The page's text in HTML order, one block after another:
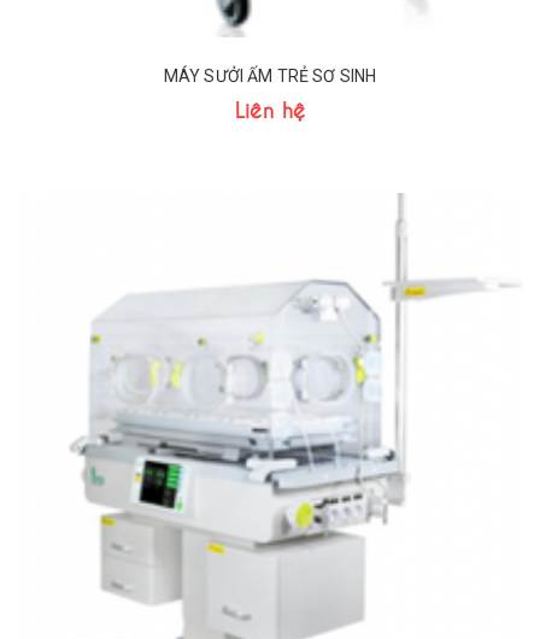
MÁY SƯỞI ẤM TRẺ SƠ SINH
Liên hệ